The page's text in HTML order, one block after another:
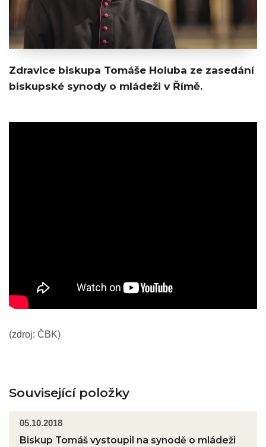
Zdravice biskupa Tomáše Holuba ze zasedání
biskupské synody o mládeži v Římě.
(zdroj: ČBK)
Související položky
05.10.2018
Biskup Tomáš vystoupil na synodě o mládeži